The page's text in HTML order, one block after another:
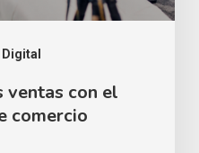
ventas con el
comercio